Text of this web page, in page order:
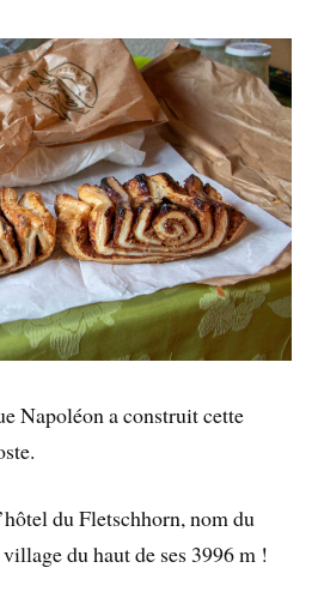
Napoléon a construit cette
du Fletschhorn, nom du
du haut de ses 3996 m !